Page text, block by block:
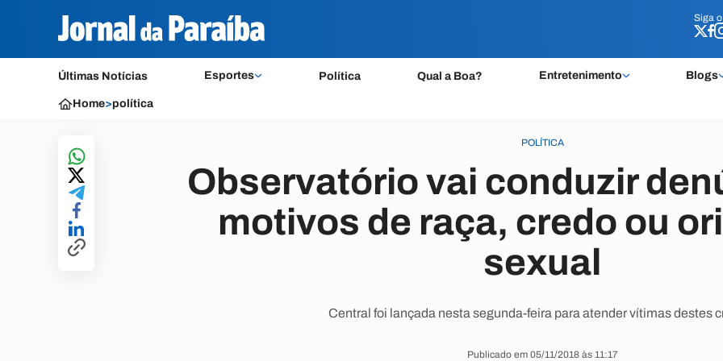
Siga o
Últimas Notícias Esportes Política Qual a Boa? Entretenimento Blogs
Siga o
Home>política
POLÍTICA
Observatório vai conduzir
motivos de raça, credo ou
sexual
Central foi lançada nesta segunda-feira para atender vítimas destes
Publicado em 05/11/2018 às 11:17